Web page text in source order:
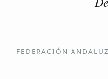
FEDERACIÓN